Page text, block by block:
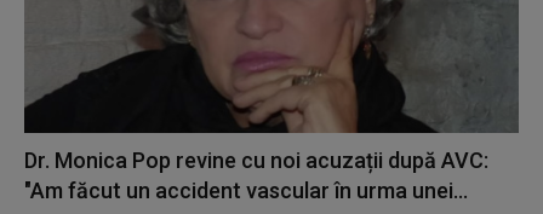
Dr. Monica Pop revine cu noi acuzații după AVC:
"Am făcut un accident vascular în urma unei...